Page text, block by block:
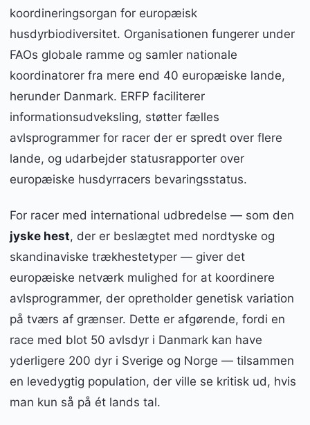
koordineringsorgan for europæisk
husdyrbiodiversitet. Organisationen fungerer under
FAOs globale ramme og samler nationale
koordinatorer fra mere end 40 europæiske lande,
herunder Danmark. ERFP faciliterer
informationsudveksling, støtter fælles
avlsprogrammer for racer der er spredt over flere
lande, og udarbejder statusrapporter over
europæiske husdyrracers bevaringsstatus.
For racer med international udbredelse — som den
jyske hest, der er beslægtet med nordtyske og
skandinaviske trækhestetyper — giver det
europæiske netværk mulighed for at koordinere
avlsprogrammer, der opretholder genetisk variation
på tværs af grænser. Dette er afgørende, fordi en
race med blot 50 avlsdyr i Danmark kan have
yderligere 200 dyr i Sverige og Norge — tilsammen
en levedygtig population, der ville se kritisk ud, hvis
man kun så på ét lands tal.